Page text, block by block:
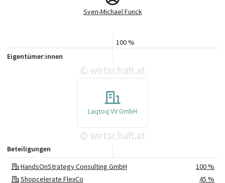
Sven-Michael Funck
100 %
Eigentümer:innen
© wirtschaft.at
Laqtoq VV GmbH
© wirtschaft.at
HandsOnStrategy Consulting GmbH
100 %
Shopcelerate FlexCo
45 %
Beteiligungen